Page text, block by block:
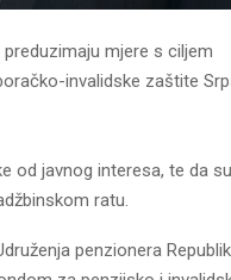
mjere s ciljem
invalidske zaštite
od javnog interesa, te da su
ratu.
penzionera